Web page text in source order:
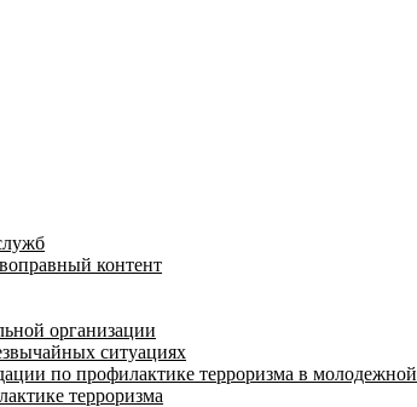
контент
организации
ситуациях
по профилактике терроризма в молодежной
терроризма